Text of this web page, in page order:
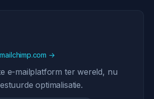
mailchimp.com →
e-mailplatform ter wereld, nu
optimalisatie.